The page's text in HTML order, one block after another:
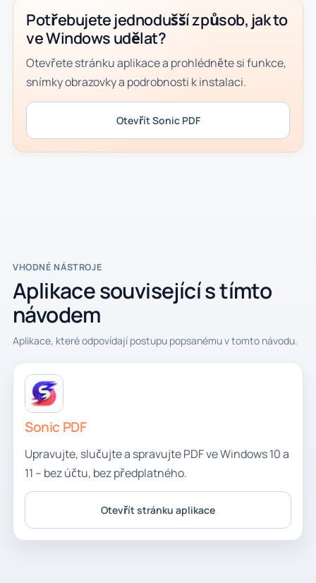
Potřebujete jednodušší způsob, jak to
ve Windows udělat?
Otevřete stránku aplikace a prohlédněte si funkce,
snímky obrazovky a podrobnosti k instalaci.
Otevřít Sonic PDF
VHODNÉ NÁSTROJE
Aplikace související s tímto
návodem
Aplikace, které odpovídají postupu popsanému v tomto návodu.
Sonic PDF
Upravujte, slučujte a spravujte PDF ve Windows 10 a
11 – bez účtu, bez předplatného.
Otevřít stránku aplikace